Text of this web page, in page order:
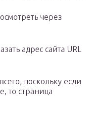
через
адрес сайта URL
поскольку если
то страница